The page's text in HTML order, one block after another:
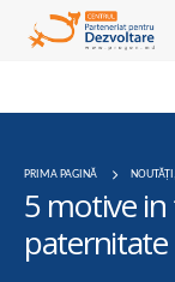
PRIMA PAGINĂ NOUTĂȚI ,
5 motive in
paternitate